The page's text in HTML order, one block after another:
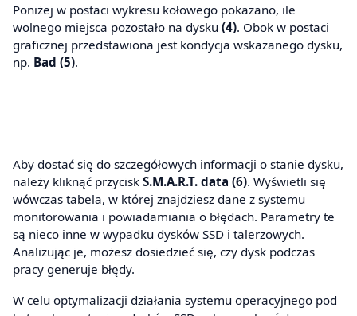
Poniżej w postaci wykresu kołowego pokazano, ile
wolnego miejsca pozostało na dysku (4). Obok w postaci
graficznej przedstawiona jest kondycja wskazanego dysku,
np. Bad (5).
Aby dostać się do szczegółowych informacji o stanie dysku,
należy kliknąć przycisk S.M.A.R.T. data (6). Wyświetli się
wówczas tabela, w której znajdziesz dane z systemu
monitorowania i powiadamiania o błędach. Parametry te
są nieco inne w wypadku dysków SSD i talerzowych.
Analizując je, możesz dosiedzieć się, czy dysk podczas
pracy generuje błędy.
W celu optymalizacji działania systemu operacyjnego pod